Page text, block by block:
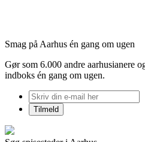
Smag på Aarhus én gang om ugen
Gør som 6.000 andre aarhusianere
indboks én gang om ugen.